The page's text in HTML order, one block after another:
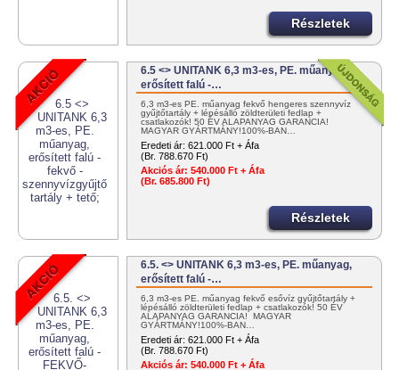
Részletek
6.5 <> UNITANK 6,3 m3-es, PE. műanyag,
erősített falú -…
6,3 m3-es PE. műanyag fekvő hengeres szennyvíz
gyűjtőtartály + lépésálló zöldterületi fedlap +
csatlakozók! 50 ÉV ALAPANYAG GARANCIA!
MAGYAR GYÁRTMÁNY!100%-BAN…
Eredeti ár: 621.000 Ft + Áfa
(Br. 788.670 Ft)
Akciós ár: 540.000 Ft + Áfa
(Br. 685.800 Ft)
Részletek
6.5. <> UNITANK 6,3 m3-es, PE. műanyag,
erősített falú -…
6,3 m3-es PE. műanyag fekvő esővíz gyűjtőtartály +
lépésálló zöldterületi fedlap + csatlakozók! 50 ÉV
ALAPANYAG GARANCIA! MAGYAR
GYÁRTMÁNY!100%-BAN…
Eredeti ár: 621.000 Ft + Áfa
(Br. 788.670 Ft)
Akciós ár: 540.000 Ft + Áfa